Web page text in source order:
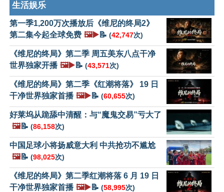
生活娱乐
第一季1,200万次播放后《维尼的终局2》
第二集今起全球免费 🖼️▶️📝 (42,747次)
《维尼的终局》第二季 周五美东八点干净
世界独家开播 🖼️▶️📝 (43,571次)
《维尼的终局》第二季《红潮将落》 19 日
干净世界独家首播 🖼️▶️📝 (60,655次)
好莱坞从跪舔中清醒：与“魔鬼交易”亏大了
🖼️📝 (86,158次)
中国足球小将扬威意大利 中共抢功不尴尬
🖼️📝 (98,025次)
《维尼的终局》第二季红潮将落 6 月 19 日
干净世界独家首播 🖼️▶️📝 (58,995次)